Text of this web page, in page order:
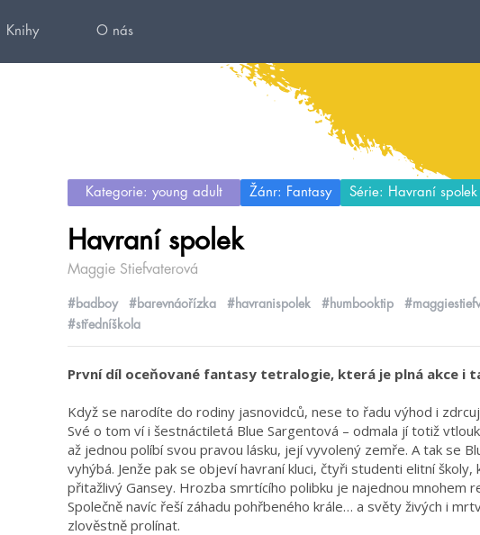
Knihy O nás
Kategorie: young adult Žánr: Fantasy Série: Havraní spolek
Havraní spolek
Maggie Stiefvaterová
#badboy #barevnáořízka #havranispolek #humbooktip
#středníškola
První díl oceňované fantasy tetralogie, která je plná akce i
Když se narodíte do rodiny jasnovidců, nese to řadu výhod i
Své o tom ví i šestnáctiletá Blue Sargentová – odmala jí totiž
až jednou políbí svou pravou lásku, její vyvolený zemře. A tak se
vyhýbá. Jenže pak se objeví havraní kluci, čtyři studenti elitní
přitažlivý Gansey. Hrozba smrtícího polibku je najednou mnohem
Společně navíc řeší záhadu pohřbeného krále… a světy živých i
zlověstně prolínat.